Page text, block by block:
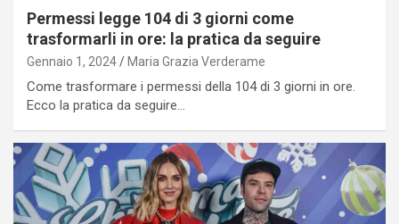
Permessi legge 104 di 3 giorni come
trasformarli in ore: la pratica da seguire
Gennaio 1, 2024 Maria Grazia Verderame
Come trasformare i permessi della 104 di 3 giorni in ore.
Ecco la pratica da seguire…